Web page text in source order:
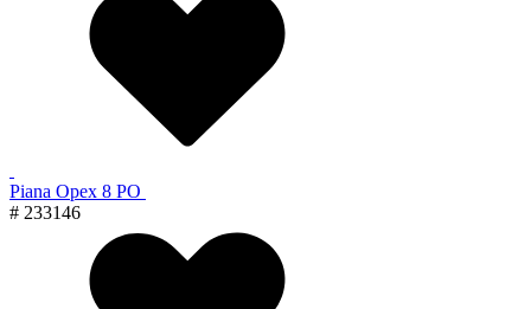
Piana Орех 8 PO
# 233146